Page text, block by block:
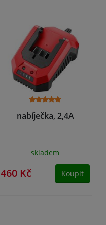
nabíječka, 2,4A
skladem
460 Kč Koupit